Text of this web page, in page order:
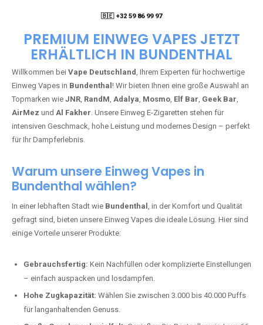
🇧🇪 +32 59 86 99 97
PREMIUM EINWEG VAPES JETZT
ERHÄLTLICH IN BUNDENTHAL
Willkommen bei Vape Deutschland, Ihrem Experten für hochwertige
Einweg Vapes in Bundenthal ! Wir bieten Ihnen eine große Auswahl an
Topmarken wie JNR, RandM, Adalya, Mosmo, Elf Bar, Geek Bar,
AirMez und Al Fakher. Unsere Einweg E-Zigaretten stehen für
intensiven Geschmack, hohe Leistung und modernes Design – perfekt
für Ihr Dampferlebnis.
Warum unsere Einweg Vapes in
Bundenthal wählen?
In einer lebhaften Stadt wie Bundenthal , in der Komfort und Qualität
gefragt sind, bieten unsere Einweg Vapes die ideale Lösung. Hier sind
einige Vorteile unserer Produkte:
Gebrauchsfertig: Kein Nachfüllen oder komplizierte Einstellungen
– einfach auspacken und losdampfen.
Hohe Zugkapazität: Wählen Sie zwischen 3.000 bis 40.000 Puffs
für langanhaltenden Genuss.